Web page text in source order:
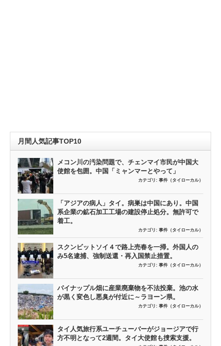
月間人気記事TOP10
メコン川の汚染問題で、チェンマイ市民が中国大
使館を包囲。中国「ミャンマーとやって」
カテゴリ: 事件（タイローカル）
「アジアの病人」タイ。病巣は中国にあり。中国
系企業の鉱石加工工場の建設停止処分。無許可で
着工。
カテゴリ: 事件（タイローカル）
スクンビットソイ４で路上売春を一掃。外国人の
み5名逮捕、強制送還・再入国禁止措置。
カテゴリ: 事件（タイローカル）
パイナップル畑に産業廃棄物を不法投棄。池の水
が黒く変色し悪臭が付近に～ラヨーン県。
カテゴリ: 事件（タイローカル）
タイ人気旅行系ユーチューバーがジョージアで行
方不明となって2週間。タイ大使館も捜索支援。